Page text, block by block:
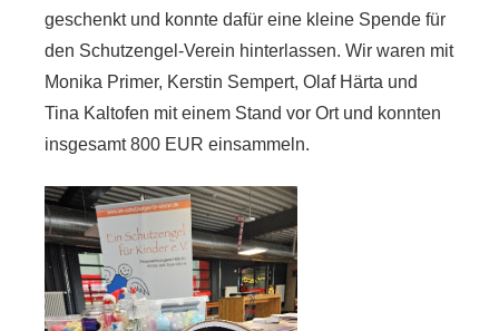
geschenkt und konnte dafür eine kleine Spende für
den Schutzengel-Verein hinterlassen. Wir waren mit
Monika Primer, Kerstin Sempert, Olaf Härta und
Tina Kaltofen mit einem Stand vor Ort und konnten
insgesamt 800 EUR einsammeln.